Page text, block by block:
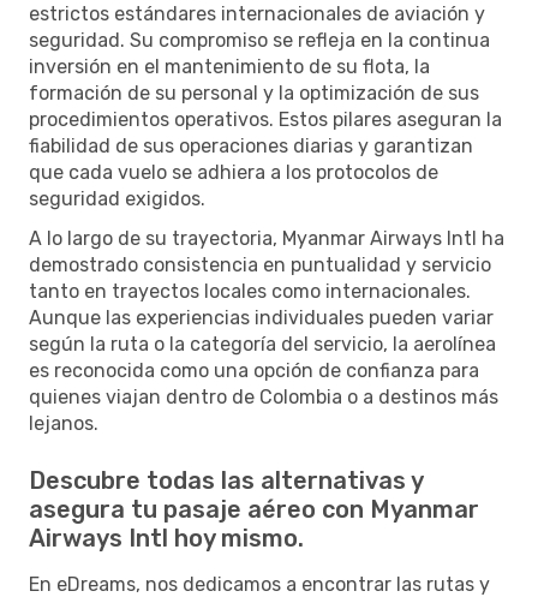
estrictos estándares internacionales de aviación y
seguridad. Su compromiso se refleja en la continua
inversión en el mantenimiento de su flota, la
formación de su personal y la optimización de sus
procedimientos operativos. Estos pilares aseguran la
fiabilidad de sus operaciones diarias y garantizan
que cada vuelo se adhiera a los protocolos de
seguridad exigidos.
A lo largo de su trayectoria, Myanmar Airways Intl ha
demostrado consistencia en puntualidad y servicio
tanto en trayectos locales como internacionales.
Aunque las experiencias individuales pueden variar
según la ruta o la categoría del servicio, la aerolínea
es reconocida como una opción de confianza para
quienes viajan dentro de Colombia o a destinos más
lejanos.
Descubre todas las alternativas y
asegura tu pasaje aéreo con Myanmar
Airways Intl hoy mismo.
En eDreams, nos dedicamos a encontrar las rutas y